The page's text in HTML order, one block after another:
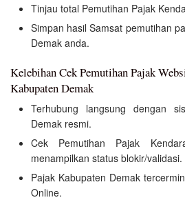
Tinjau total Pemutihan Pajak
Simpan hasil Samsat pemutihan
Demak anda.
Kelebihan Cek Pemutihan Pajak
Kabupaten Demak
Terhubung langsung dengan
Demak resmi.
Cek Pemutihan Pajak
menampilkan status blokir/validasi.
Pajak Kabupaten Demak
Online.